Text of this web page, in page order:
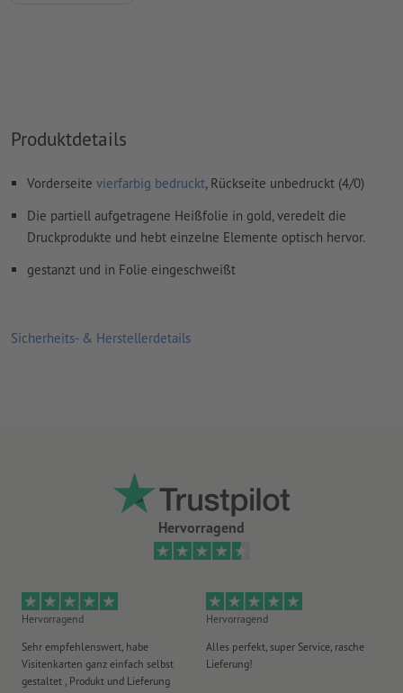
Wie lege ich Druckdaten richtig an?
Produktdetails
Vorderseite vierfarbig bedruckt, Rückseite unbedruckt (4/0)
Die partiell aufgetragene Heißfolie in gold, veredelt die
Druckprodukte und hebt einzelne Elemente optisch hervor.
gestanzt und in Folie eingeschweißt
Sicherheits- & Herstellerdetails
Hervorragend
Hervorragend
Sehr empfehlenswert, habe
Visitenkarten ganz einfach selbst
gestaltet , Produkt und Lieferung
Hervorragend
Alles perfekt, super Service, rasche
Lieferung!